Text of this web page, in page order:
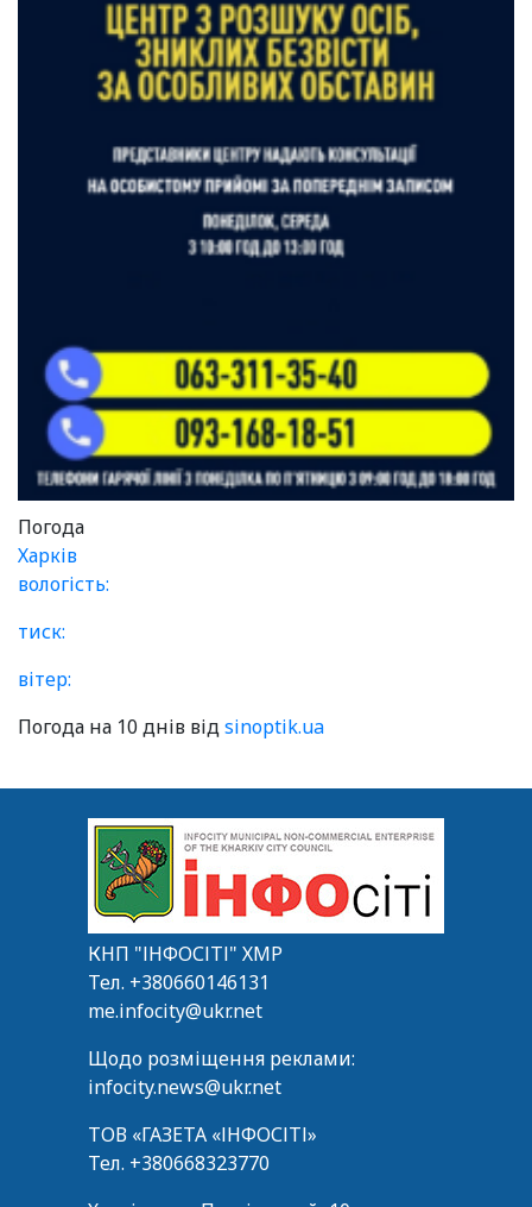
Погода
Харків
вологість:
тиск:
вітер:
Погода на 10 днів відsinoptik.ua
КНП "ІНФОСІТІ" ХМР
Тел. +380660146131
me.infocity@ukr.net
Щодо розміщення реклами:
infocity.news@ukr.net
ТОВ «ГАЗЕТА «ІНФОСІТІ»
Тел. +380668323770